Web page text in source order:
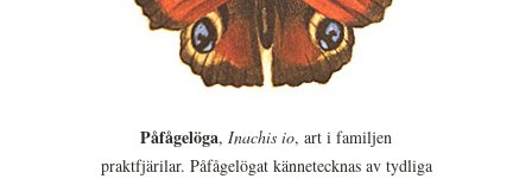
Påfågelöga, Inachis io, art i familjen
praktfjärilar. Påfågelögat kännetecknas av tydliga